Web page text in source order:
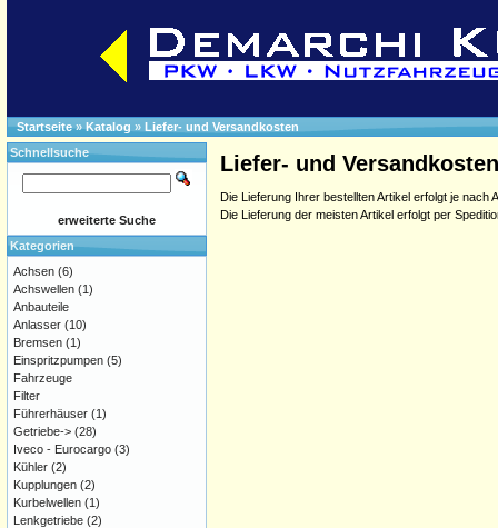
Startseite»Katalog » Liefer- und Versandkosten
Liefer- und Versandkosten
Die Lieferung Ihrer bestellten Artikel erfolgt je nach
Die Lieferung der meisten Artikel erfolgt per
Schnellsuche
erweiterte Suche
Kategorien
Achsen (6)
Achswellen (1)
Anbauteile
Anlasser (10)
Bremsen (1)
Einspritzpumpen (5)
Fahrzeuge
Filter
Führerhäuser (1)
Getriebe-> (28)
Iveco - Eurocargo (3)
Kühler (2)
Kupplungen (2)
Kurbelwellen (1)
Lenkgetriebe (2)